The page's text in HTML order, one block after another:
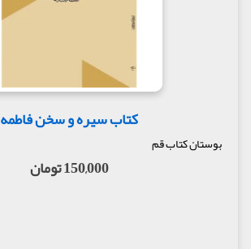
کتاب سیره و سخن فاطمه
بوستان کتاب قم
150,000 تومان